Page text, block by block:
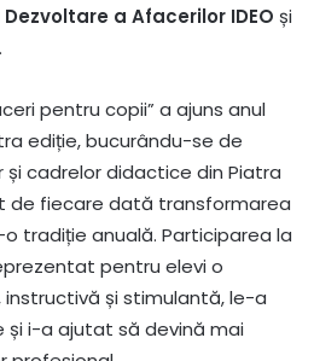
a Afacerilor IDEO și
pentru copii” a ajuns anul
ediție, bucurându-se de
și cadrelor didactice din Piatra
de fiecare dată transformarea
tradiție anuală. Participarea la
pentru elevi o
și stimulantă, le-a
și i-a ajutat să devină mai